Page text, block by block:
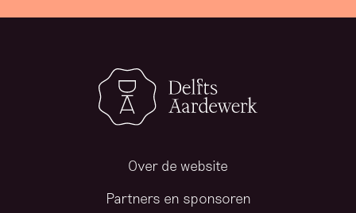
Over de website
Partners en sponsoren